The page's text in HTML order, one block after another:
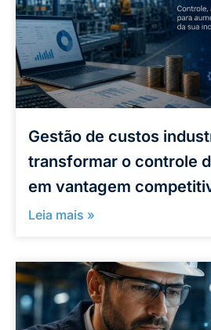
Gestão de custos
transformar o controle
em vantagem
Leia mais »